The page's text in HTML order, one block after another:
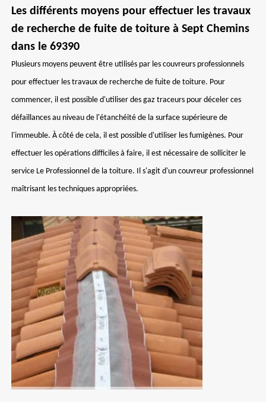
Les différents moyens pour effectuer les travaux
de recherche de fuite de toiture à Sept Chemins
dans le 69390
Plusieurs moyens peuvent être utilisés par les couvreurs professionnels
pour effectuer les travaux de recherche de fuite de toiture. Pour
commencer, il est possible d'utiliser des gaz traceurs pour déceler ces
défaillances au niveau de l'étanchéité de la surface supérieure de
l'immeuble. À côté de cela, il est possible d'utiliser les fumigènes. Pour
effectuer les opérations difficiles à faire, il est nécessaire de solliciter le
service Le Professionnel de la toiture. Il s'agit d'un couvreur professionnel
maîtrisant les techniques appropriées.